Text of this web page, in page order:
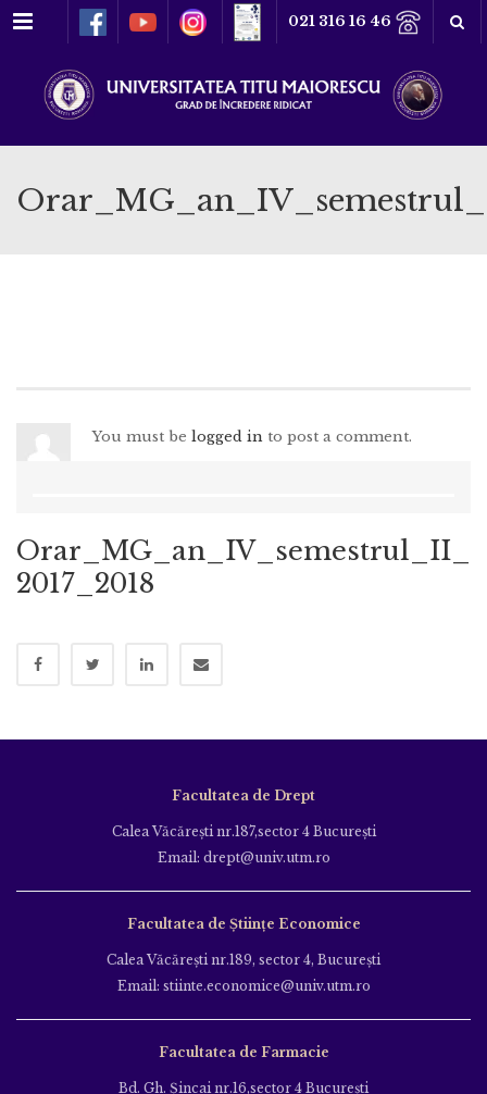
Meniu 021 316 16 46
You must be logged in to post a comment.
Orar_MG_an_IV_semestrul_II_
2017_2018
Facultatea de Drept
Calea Văcăreşti nr.187,sector 4 Bucureşti
Email: drept@univ.utm.ro
Facultatea de Științe Economice
Calea Văcăreşti nr.189, sector 4, Bucureşti
Email: stiinte.economice@univ.utm.ro
Facultatea de Farmacie
Bd. Gh. Şincai nr.16,sector 4 Bucureşti